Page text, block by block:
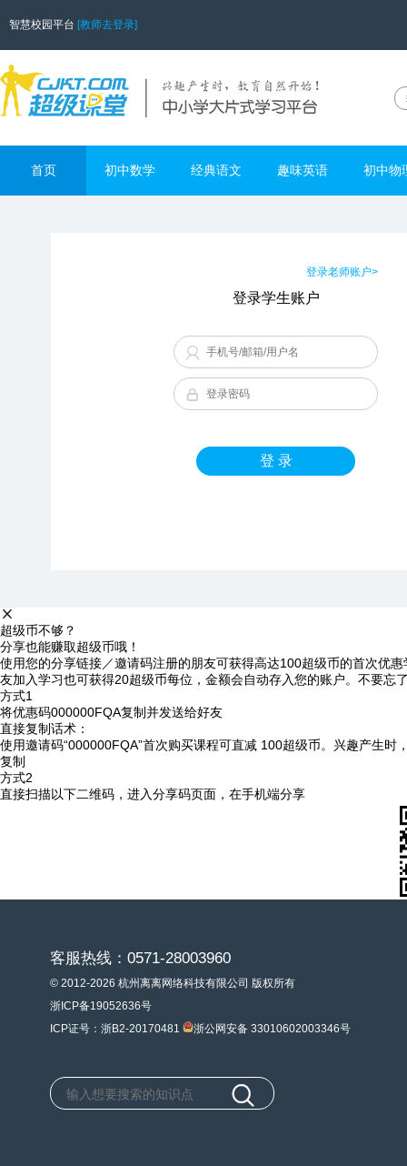
智慧校园平台 [教师去登录]
首页 初中数学 经典语文 趣味英语 初中物
登录老师账户>
登录学生账户
登 录
超级币不够？
分享也能赚取超级币哦！
使用您的分享链接／邀请码注册的朋友可获得高达100超级币的首次优
友加入学习也可获得20超级币每位，金额会自动存入您的账户。不要忘
方式1
将优惠码000000FQA复制并发送给好友
直接复制话术：
使用邀请码“000000FQA”首次购买课程可直减 100超级币。兴趣产生时
复制
方式2
直接扫描以下二维码，进入分享码页面，在手机端分享
客服热线：0571-28003960
© 2012-2026 杭州离离网络科技有限公司 版权所有
浙ICP备19052636号
ICP证号：浙B2-20170481
浙公网安备 33010602003346号